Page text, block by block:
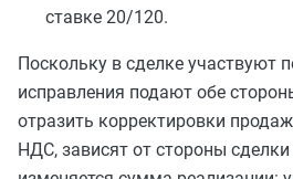
ставке 20/120.
Поскольку в сделке участвуют
исправления подают обе
отразить корректировки
НДС, зависят от стороны сделки